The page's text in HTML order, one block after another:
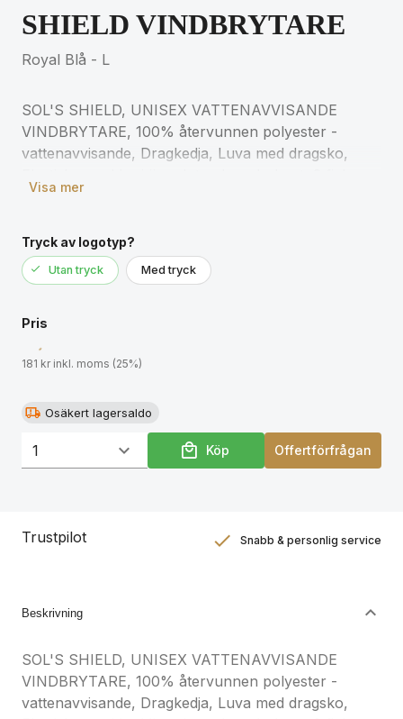
SHIELD VINDBRYTARE
Royal Blå - L
SOL'S SHIELD, UNISEX VATTENAVVISANDE
VINDBRYTARE, 100% återvunnen polyester -
vattenavvisande, Dragkedja, Luva med dragsko,
med kardborreknäppning, Vikbar i fickan, Bekväm
avsnittet om produktdokumentation.
Visa mer
Tryck av logotyp?
Utan tryck Med tryck
Pris
181 kr inkl. moms (25%)
Osäkert lagersaldo
Köp Offertförfrågan
Trustpilot Snabb & personlig service
Beskrivning
SOL'S SHIELD, UNISEX VATTENAVVISANDE
VINDBRYTARE, 100% återvunnen polyester -
vattenavvisande, Dragkedja, Luva med dragsko,